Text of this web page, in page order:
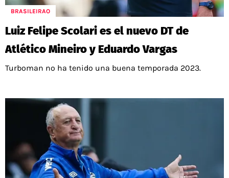
BRASILEIRAO
Luiz Felipe Scolari es el nuevo DT de
Atlético Mineiro y Eduardo Vargas
Turboman no ha tenido una buena temporada 2023.